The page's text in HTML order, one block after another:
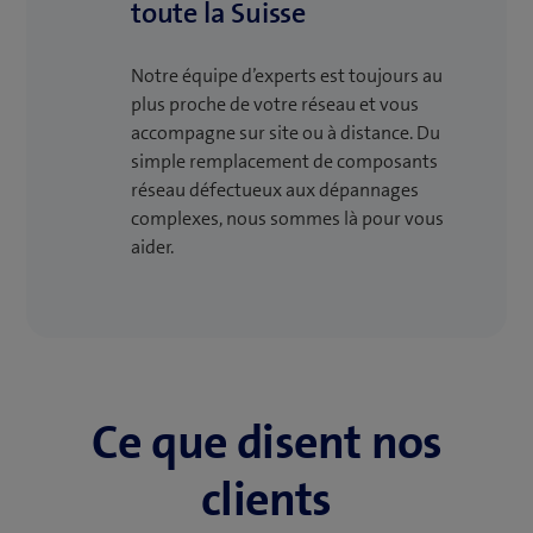
toute la Suisse
Notre équipe d’experts est toujours au
plus proche de votre réseau et vous
accompagne sur site ou à distance. Du
simple remplacement de composants
réseau défectueux aux dépannages
complexes, nous sommes là pour vous
aider.
Ce que disent nos
clients